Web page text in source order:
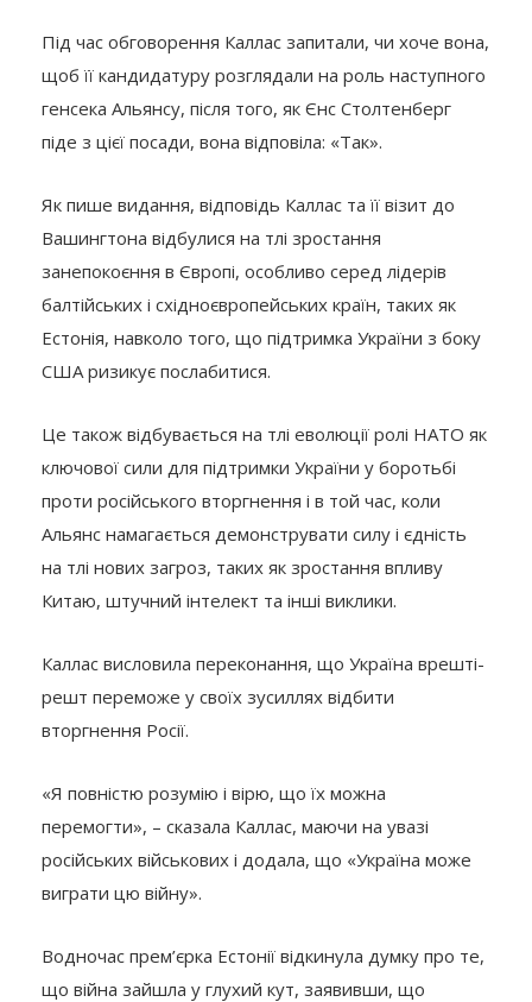
Під час обговорення Каллас запитали, чи хоче вона,
щоб її кандидатуру розглядали на роль наступного
генсека Альянсу, після того, як Єнс Столтенберг
піде з цієї посади, вона відповіла: «Так».
Як пише видання, відповідь Каллас та її візит до
Вашингтона відбулися на тлі зростання
занепокоєння в Європі, особливо серед лідерів
балтійських і східноєвропейських країн, таких як
Естонія, навколо того, що підтримка України з боку
США ризикує послабитися.
Це також відбувається на тлі еволюції ролі НАТО як
ключової сили для підтримки України у боротьбі
проти російського вторгнення і в той час, коли
Альянс намагається демонструвати силу і єдність
на тлі нових загроз, таких як зростання впливу
Китаю, штучний інтелект та інші виклики.
Каллас висловила переконання, що Україна врешті-
решт переможе у своїх зусиллях відбити
вторгнення Росії.
«Я повністю розумію і вірю, що їх можна
перемогти», – сказала Каллас, маючи на увазі
російських військових і додала, що «Україна може
виграти цю війну».
Водночас прем’єрка Естонії відкинула думку про те,
що війна зайшла у глухий кут, заявивши, що